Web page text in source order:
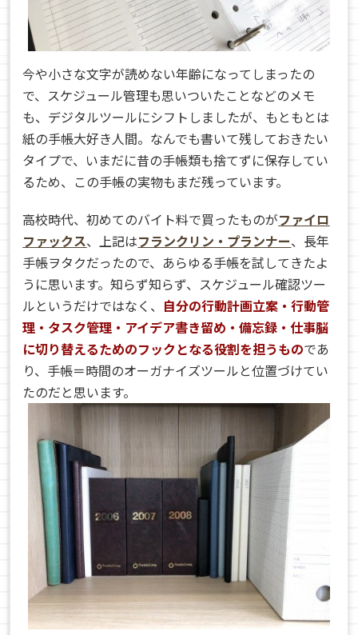
今や小さな文字が読めない年齢になってしまったの
で、スケジュール管理も思いついたことなどのメモ
も、デジタルツールにシフトしましたが、もともとは
紙の手帳大好き人間。なんでも書いて残しておきたい
タイプで、いまだに昔の手帳類も捨てずに保存してい
るため、この手帳の実物もまだ残っています。
高校時代、初めてのバイト料で買ったものがファイロ
ファックス、上記はフランクリン・プランナー、長年
手帳ヲタクだったので、あらゆる手帳を試してきたよ
うに思います。知らず知らず、スケジュール確認ツー
ルというだけではなく、 自分の行動計画立案・行動管
理・タスク管理・アイデア書き留め・備忘録・仕事脳
に切り替えるためのフックとなる役割を担うものであ
り、手帳＝時間のオーガナイズツールと位置づけてい
たのだと思います。